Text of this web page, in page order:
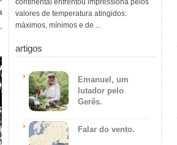
continental enfrentou impressiona pelos
valores de temperatura atingidos:
máximos, mínimos e de ...
artigos
Emanuel, um
lutador pelo
Gerês.
Falar do vento.